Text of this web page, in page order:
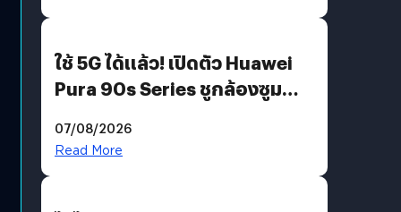
ใช้ 5G ได้แล้ว! เปิดตัว Huawei
Pura 90s Series ชูกล้องซูม
07/08/2026
Read More